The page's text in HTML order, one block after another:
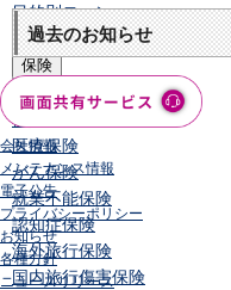
目的別ローン
目的別ローンマイページ
保険
保険TOP
個人年金保険
医療保険
がん保険
就業不能保険
認知症保険
海外旅行保険
国内旅行傷害保険
過去のお知らせ
会社情報
メンテナンス情報
電子公告
プライバシーポリシー
お知らせ
各種方針
ニュースリリース